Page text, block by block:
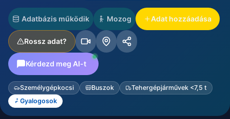
Adatbázis működik Mozog Adat hozzáadása
Rossz adat?
Kérdezd meg AI-t
Személygépkocsi Buszok
Tehergépjárművek <7,5 t
Gyalogosok